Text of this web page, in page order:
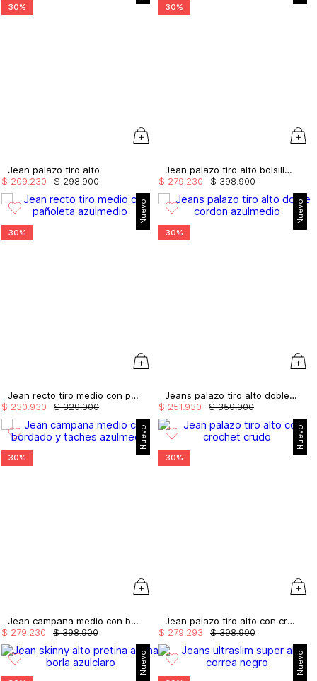
30%
Jean palazo tiro alto
$ 298.900
$ 209 230
30%
Jean palazo tiro alto bolsillo cargo
$ 398.900
$ 279 230
Nuevo
30%
Jean recto tiro medio con pañoleta
$ 329.900
$ 230 930
Nuevo
30%
Jeans palazo tiro alto doble cordon
$ 359.900
$ 251 930
Nuevo
30%
Jean campana medio con bordado y taches
$ 398.900
$ 279 230
Nuevo
30%
Jean palazo tiro alto con crochet
$ 398.990
$ 279 293
Nuevo Nuevo